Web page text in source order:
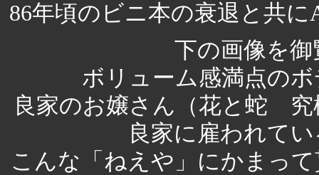
86年頃のビニ本の衰退と共
下の画像を
ボリューム感満点の
良家のお嬢さん（花と蛇 究
良家に雇われて
こんな「ねえや」にかまっ